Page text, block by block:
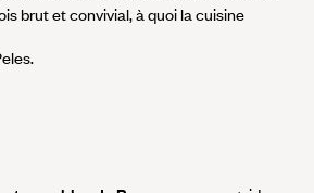
brut et convivial, à quoi la cuisine